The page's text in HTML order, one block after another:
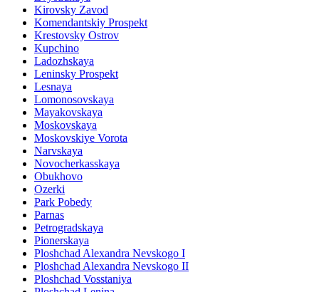
Kirovsky Zavod
Komendantskiy Prospekt
Krestovsky Ostrov
Kupchino
Ladozhskaya
Leninsky Prospekt
Lesnaya
Lomonosovskaya
Mayakovskaya
Moskovskaya
Moskovskiye Vorota
Narvskaya
Novocherkasskaya
Obukhovo
Ozerki
Park Pobedy
Parnas
Petrogradskaya
Pionerskaya
Ploshchad Alexandra Nevskogo I
Ploshchad Alexandra Nevskogo II
Ploshchad Vosstaniya